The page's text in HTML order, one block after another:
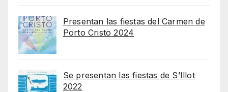
Presentan las fiestas del Carmen de
Porto Cristo 2024
Se presentan las fiestas de S’Illot
2022